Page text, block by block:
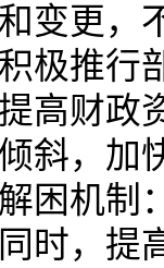
变更，
极推行
高财
斜，加
困机制
时，提